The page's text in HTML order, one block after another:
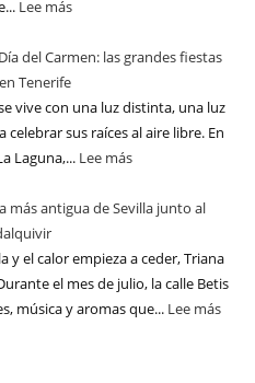
Lee más
del Carmen: las grandes fiestas
Tenerife
vive con una luz distinta, una luz
sus raíces al aire libre. En
Laguna,... Lee más
más antigua de Sevilla junto al
y el calor empieza a ceder, Triana
el mes de julio, la calle Betis
música y aromas que... Lee más